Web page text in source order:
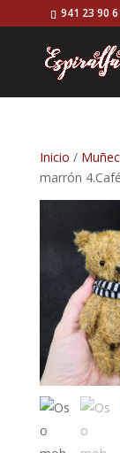
941 23 90
Inicio /
marrón